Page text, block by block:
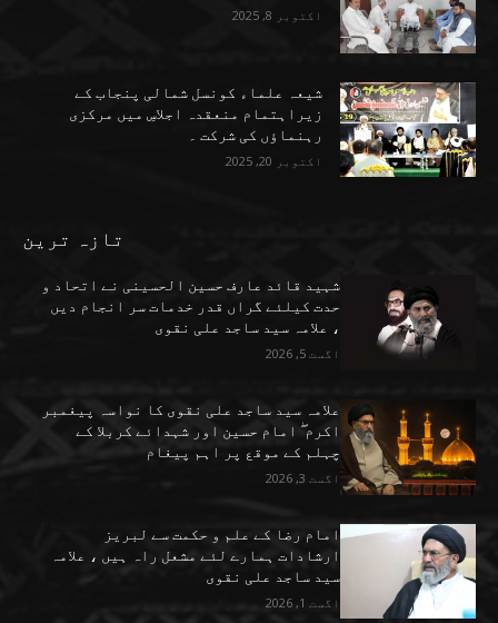
اکتوبر 8, 2025
شیعہ علماء کونسل شمالی پنجاب کے
زیراہتمام منعقدہ اجلاسِ میں مرکزی
رہنماؤں کی شرکت ۔
اکتوبر 20, 2025
تازہ ترین
شہید قائد عارف حسین الحسینی نے اتحاد و
حدت کیلئے گراں قدر خدمات سر انجام دیں
، علامہ سید ساجد علی نقوی
اگست 5, 2026
علامہ سید ساجد علی نقوی کا نواسہ پیغمبر
اکرم ۖ امام حسین اور شہدائے کربلا کے
چہلم کے موقع پر اہم پیغام
اگست 3, 2026
امام رضا کے علم و حکمت سے لبریز
ارشادات ہمارے لئے مشعل راہ ہیں ، علامہ
سید ساجد علی نقوی
اگست 1, 2026